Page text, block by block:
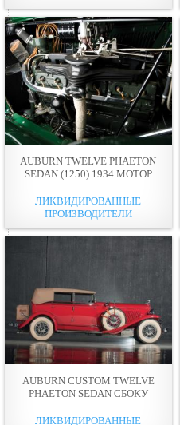
AUBURN TWELVE PHAETON
SEDAN (1250) 1934 МОТОР
ЛИКВИДИРОВАННЫЕ
ПРОИЗВОДИТЕЛИ
AUBURN CUSTOM TWELVE
PHAETON SEDAN СБОКУ
ЛИКВИДИРОВАННЫЕ